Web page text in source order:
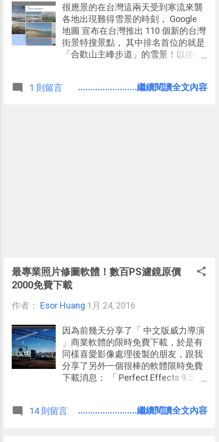
SoundCloud 桌面版音樂播放器軟
體」 ，並且支援 Windows、 Mac 與
Linux 平臺，讓音樂愛好者在更好操
作的桌面音樂播放器介面中享受
SoundCloud 音樂。
很應景的在台灣這兩天受到寒流來襲
各地出現難得雪景的時刻， Google
地圖 宣布在台灣推出 110 個新的台灣
街景特搜景點， 其中排名首位的就是
「合歡山主峰步道」的雪景！以後我
背包拍攝者實際攀登合歡山，登上合
1 則留言 ........................繼續閱讀全文內容
最專業照片修圖軟體！數百PS濾鏡原價
2000免費下載
作者： Esor Huang 1月 24, 2016
因為前幾天分享了「 中文版威力導演
」商業軟體的限時免費下載，於是有
同樣喜愛影像處理後製的朋友，跟我
分享了另外一個很棒的軟體限時免費
下載消息： 「 Perfect Effects 9.5 」
」這款商業軟體的版本已經來到了
14 則留言 ........................繼續閱讀全文內容